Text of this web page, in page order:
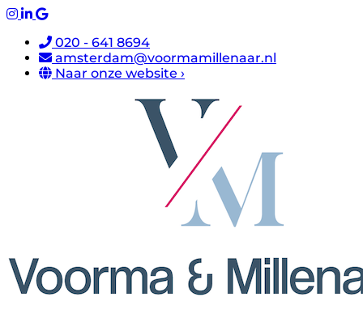
020 - 641 8694
amsterdam@voormamillenaar.nl
Naar onze website ›